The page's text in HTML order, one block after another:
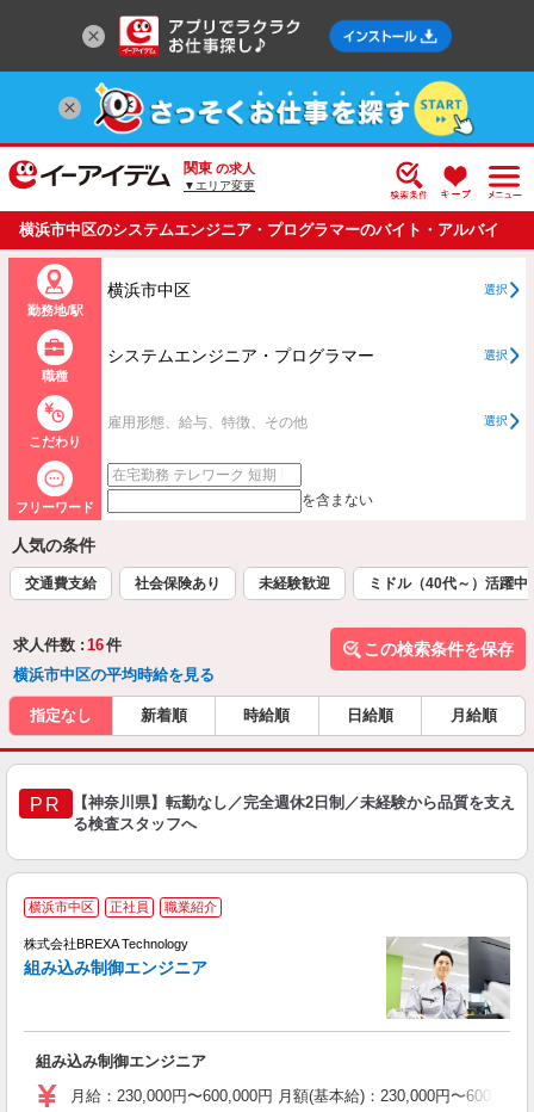
関東 の求人
▼エリア変更
横浜市中区のシステムエンジニア・プログラマーのバイト・アルバイ
ト・パートの求人情報一覧
勤務地/駅
横浜市中区 選択
職種
システムエンジニア・プログラマー 選択
こだわり
雇用形態、給与、特徴、その他 選択
フリーワード を含まない
人気の条件
交通費支給 社会保険あり 未経験歓迎 ミドル（40代～）活躍中
求人件数 : 16件
横浜市中区の平均時給を見る
この検索条件を保存
指定なし 新着順 時給順 日給順 月給順
PR
【神奈川県】転勤なし／完全週休2日制／未経験から品質を支え
る検査スタッフへ
横浜市中区 正社員 職業紹介
株式会社BREXA Technology
組み込み制御エンジニア
組み込み制御エンジニア
月給：230,000円〜600,000円 月額(基本給)：230,000円〜